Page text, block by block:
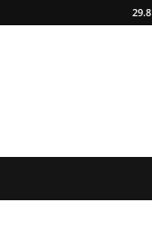
29.8